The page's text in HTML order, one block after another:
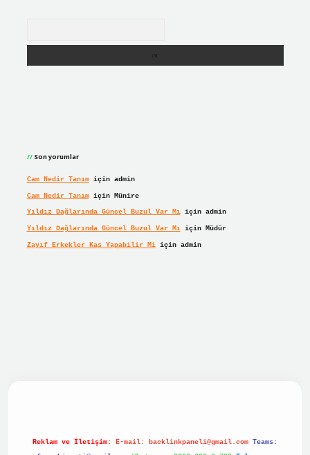
Son yorumlar
Cam Nedir Tanımiçin admin
Cam Nedir Tanımiçin Münire
Yıldız Dağlarında Güncel Buzul Var Mıiçin admin
Yıldız Dağlarında Güncel Buzul Var Mıiçin Müdür
Zayıf Erkekler Kas Yapabilir Miiçin admin
Reklam ve İletişim: E-mail: backlinkpaneli@gmail.com Teams: